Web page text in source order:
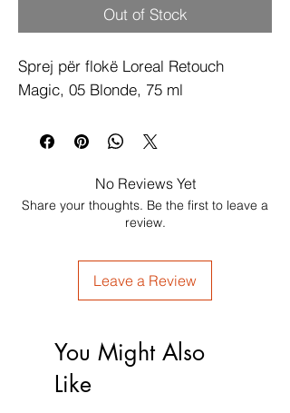
Out of Stock
Sprej për flokë Loreal Retouch
Magic, 05 Blonde, 75 ml
No Reviews Yet
Share your thoughts. Be the first to leave a
review.
Leave a Review
You Might Also
Like